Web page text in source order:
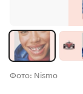
Фото: Nismo